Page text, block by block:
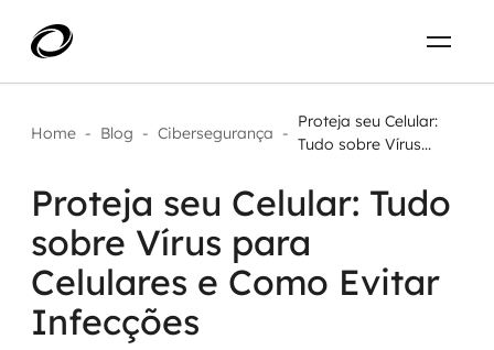
Aplicar IA com impacto real
AI / Machine Learning
IA Generativa
Projetos
Carreira
Home - Blog - Cibersegurança -
Proteja seu Celular:
Tudo sobre Vírus...
Proteja seu Celular: Tudo
sobre Vírus para
Celulares e Como Evitar
Infecções